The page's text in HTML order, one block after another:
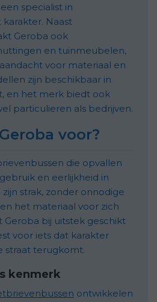
specialist in
Naast
Geroba ook
en tuinmeubelen,
voor materiaal en
zijn beschikbaar in
en het merk biedt ook
particulieren als bedrijven.
voor?
die opvallen
en eerlijkheid in
strak, zonder onnodige
het materiaal voor zich
Geroba bij uitstek geschikt
voor iets dat karakter
straat terugkomt.
kenmerk
ontwikkelen